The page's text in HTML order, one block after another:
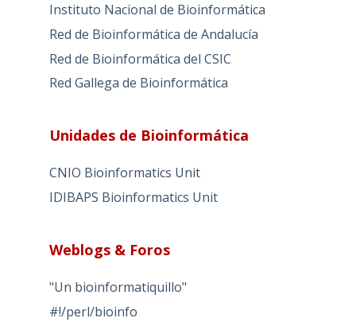
Instituto Nacional de Bioinformática
Red de Bioinformática de Andalucía
Red de Bioinformática del CSIC
Red Gallega de Bioinformática
Unidades de Bioinformática
CNIO Bioinformatics Unit
IDIBAPS Bioinformatics Unit
Weblogs & Foros
"Un bioinformatiquillo"
#!/perl/bioinfo